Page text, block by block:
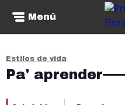
Menú
Estilos de vida
Pa' aprender